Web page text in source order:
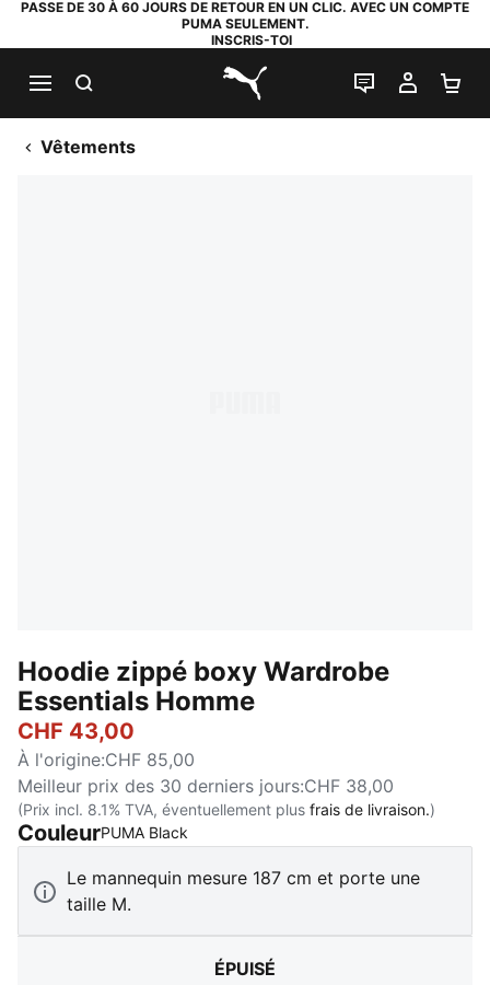
PASSE DE 30 À 60 JOURS DE RETOUR EN UN CLIC. AVEC UN COMPTE
PUMA SEULEMENT.
INSCRIS-TOI
PUMA.com
LIVE CHAT
MON
Vêtements
Hoodie zippé boxy Wardrobe
Essentials Homme
CHF 43,00
À l'origine:CHF 85,00
Meilleur prix des 30 derniers jours:CHF 38,00
(Prix incl. 8.1% TVA, éventuellement plus frais de livraison.)
CouleurPUMA Black
Le mannequin mesure 187 cm et porte une
taille M.
ÉPUISÉ